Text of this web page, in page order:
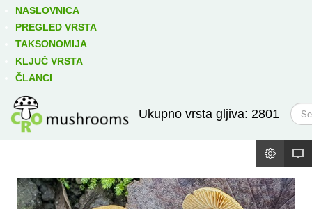
NASLOVNICA
PREGLED VRSTA
TAKSONOMIJA
KLJUČ VRSTA
ČLANCI
Ukupno vrsta gljiva: 2801
T
r
ž
Izravno podređene niže takse: